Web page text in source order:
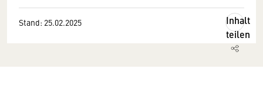
Stand: 25.02.2025
Inhalt
teilen